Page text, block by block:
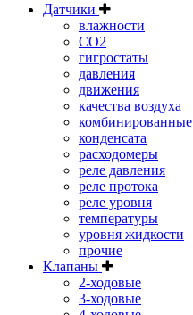
Датчики
влажности
CO2
гигростаты
давления
движения
качества воздуха
комбинированные
конденсата
расходомеры
реле давления
реле протока
реле уровня
температуры
уровня жидкости
прочие
Клапаны
2-ходовые
3-ходовые